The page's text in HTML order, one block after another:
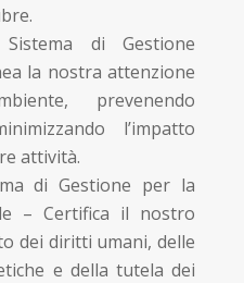
Sistema di Gestione
la nostra attenzione
prevenendo
l’impatto
attività.
di Gestione per la
– Certifica il nostro
dei diritti umani, delle
e della tutela dei